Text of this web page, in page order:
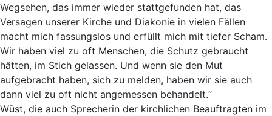
Wegsehen, das immer wieder stattgefunden hat, das
Versagen unserer Kirche und Diakonie in vielen Fällen
macht mich fassungslos und erfüllt mich mit tiefer Scham.
Wir haben viel zu oft Menschen, die Schutz gebraucht
hätten, im Stich gelassen. Und wenn sie den Mut
aufgebracht haben, sich zu melden, haben wir sie auch
dann viel zu oft nicht angemessen behandelt.“
Wüst, die auch Sprecherin der kirchlichen Beauftragten im